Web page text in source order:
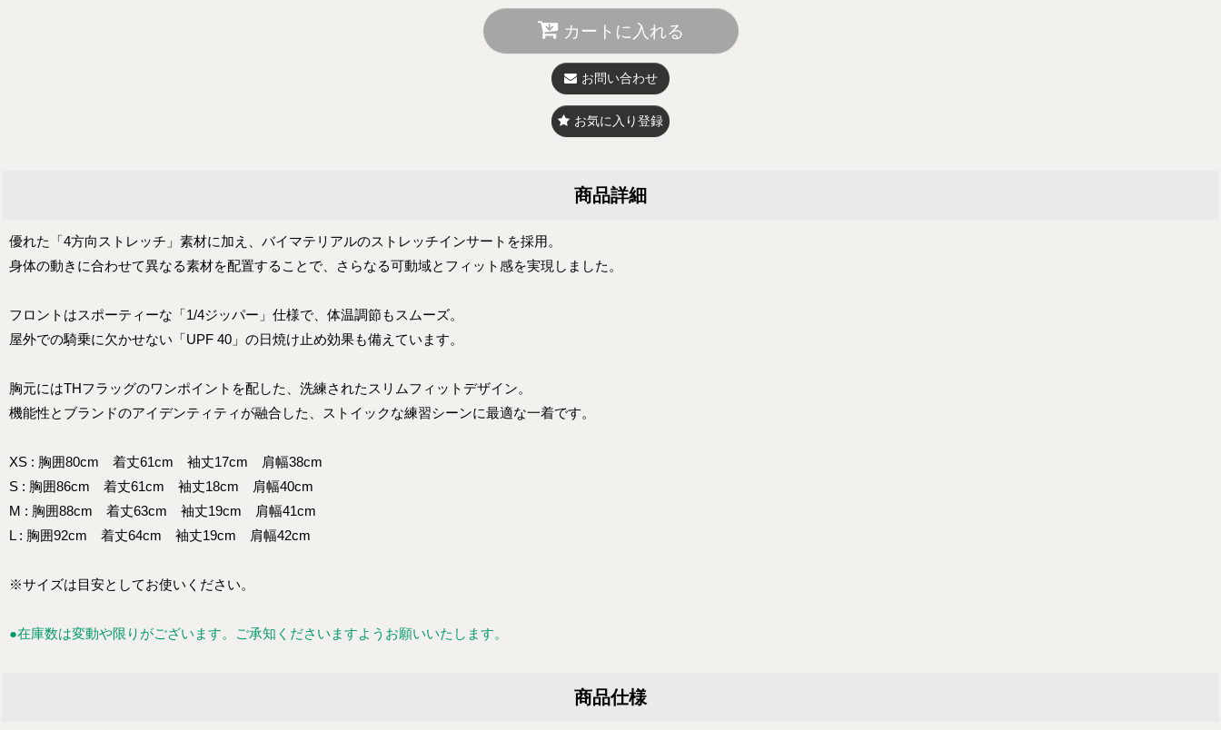
カートに入れる
お問い合わせ
お気に入り登録
商品詳細
優れた「4方向ストレッチ」素材に加え、バイマテリアルのストレッチインサートを採用。
身体の動きに合わせて異なる素材を配置することで、さらなる可動域とフィット感を実現しました。
フロントはスポーティーな「1/4ジッパー」仕様で、体温調節もスムーズ。
屋外での騎乗に欠かせない「UPF 40」の日焼け止め効果も備えています。
胸元にはTHフラッグのワンポイントを配した、洗練されたスリムフィットデザイン。
機能性とブランドのアイデンティティが融合した、ストイックな練習シーンに最適な一着です。
XS : 胸囲80cm 着丈61cm 袖丈17cm 肩幅38cm
S : 胸囲86cm 着丈61cm 袖丈18cm 肩幅40cm
M : 胸囲88cm 着丈63cm 袖丈19cm 肩幅41cm
L : 胸囲92cm 着丈64cm 袖丈19cm 肩幅42cm
※サイズは目安としてお使いください。
●在庫数は変動や限りがございます。ご承知くださいますようお願いいたします。
商品仕様